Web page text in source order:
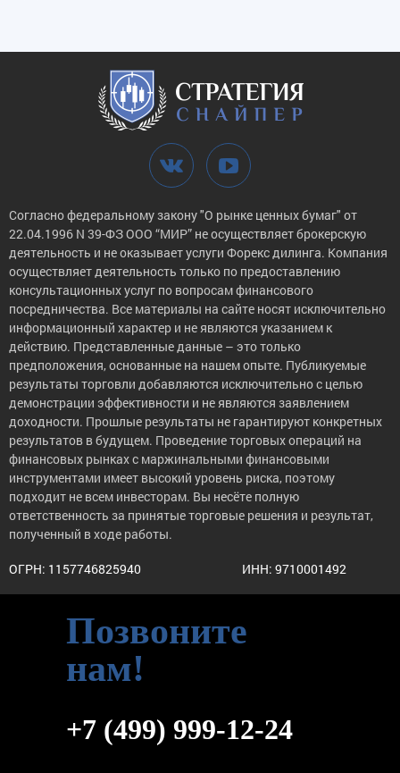
Согласно федеральному закону "О рынке ценных бумаг" от
22.04.1996 N 39-ФЗ ООО “МИР” не осуществляет брокерскую
деятельность и не оказывает услуги Форекс дилинга. Компания
осуществляет деятельность только по предоставлению
консультационных услуг по вопросам финансового
посредничества. Все материалы на сайте носят исключительно
информационный характер и не являются указанием к
действию. Представленные данные – это только
предположения, основанные на нашем опыте. Публикуемые
результаты торговли добавляются исключительно с целью
демонстрации эффективности и не являются заявлением
доходности. Прошлые результаты не гарантируют конкретных
результатов в будущем. Проведение торговых операций на
финансовых рынках с маржинальными финансовыми
инструментами имеет высокий уровень риска, поэтому
подходит не всем инвесторам. Вы несёте полную
ответственность за принятые торговые решения и результат,
полученный в ходе работы.
ОГРН: 1157746825940 ИНН: 9710001492
Позвоните
нам!
+7 (499) 999-12-24